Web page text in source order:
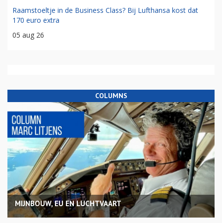
Raamstoeltje in de Business Class? Bij Lufthansa kost dat
170 euro extra
05 aug 26
COLUMNS
MIJNBOUW, EU EN LUCHTVAART